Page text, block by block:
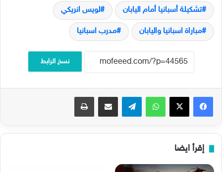
تشكيلة أسبانيا أمام اليابان لويس انريكي
مباراة اسبانيا واليابان مدرب اسبانيا
نسخ الرابط
فيسبوك‫X واتساب تيلقرام مشاركة عبر البريد طباعة
إقرأ ايضا